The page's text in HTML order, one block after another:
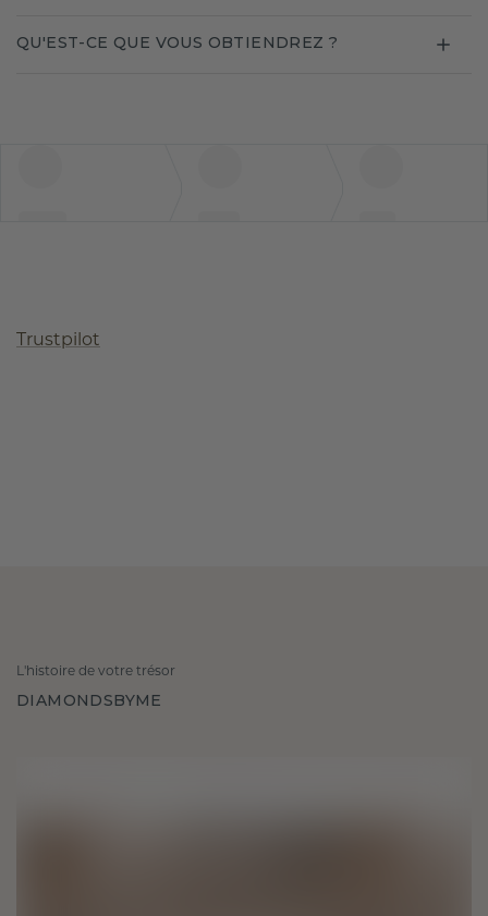
QU'EST-CE QUE VOUS OBTIENDREZ ?
Trustpilot
L'histoire de votre trésor
DIAMONDSBYME